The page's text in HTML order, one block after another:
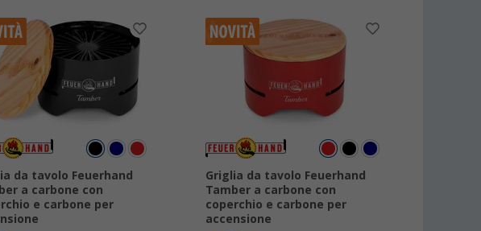
da tavolo Feuerhand
a carbone con
e carbone per
Griglia da tavolo Feuerhand
Tamber a carbone con
coperchio e carbone per
accensione